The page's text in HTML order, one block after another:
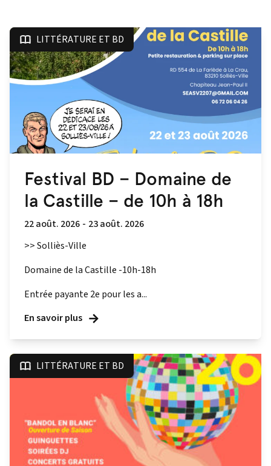
LITTÉRATURE ET BD
Festival BD – Domaine de
la Castille – de 10h à 18h
22 août. 2026 - 23 août. 2026
>> Solliès-Ville
Domaine de la Castille -10h-18h
Entrée payante 2e pour les a...
En savoir plus
LITTÉRATURE ET BD